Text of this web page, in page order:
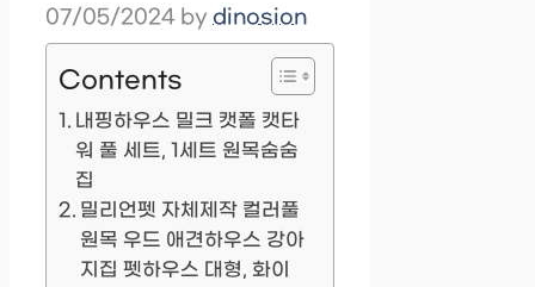
07/05/2024 by dinosion
Contents
내핑하우스 밀크 캣폴 캣타
워 풀 세트, 1세트 원목숨숨
집
밀리언펫 자체제작 컬러풀
원목 우드 애견하우스 강아
지집 펫하우스 대형, 화이